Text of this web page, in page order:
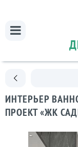
ИНТЕРЬЕР
ПРОЕКТ «ЖК